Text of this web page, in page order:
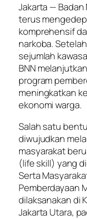
Jakarta — Badan
terus
komprehensif
narkoba.
sejumlah
BNN
program
meningkatkan
ekonomi warga.
Salah satu
diwujudkan
masyarakat
(life skill) yang
Serta
Pemberdayaan
dilaksanakan di
Jakarta Utara,